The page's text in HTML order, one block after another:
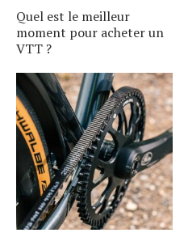
Quel est le meilleur
moment pour acheter un
VTT ?